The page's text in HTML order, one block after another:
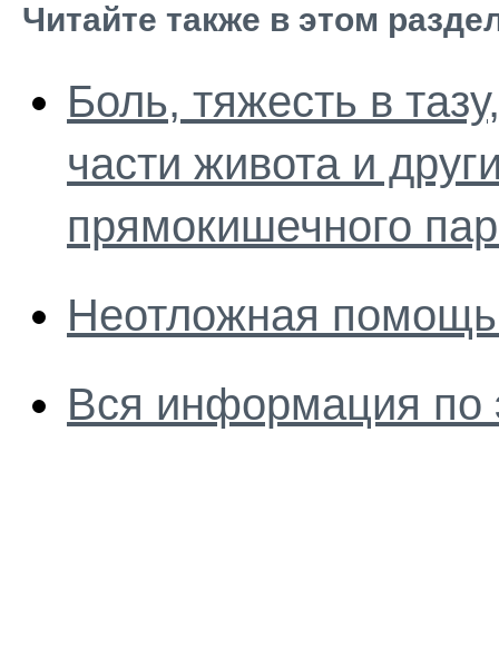
Читайте также в этом
Боль, тяжесть в
части живота и
прямокишечного
Неотложная помощь
Вся информация по